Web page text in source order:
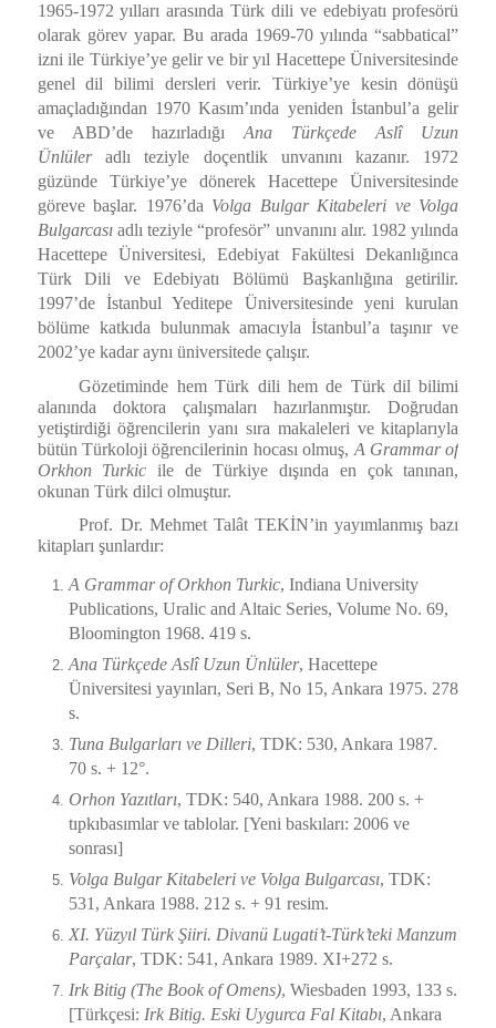
1965-1972 yılları arasında Türk dili ve edebiyatı profesörü
olarak görev yapar. Bu arada 1969-70 yılında “sabbatical”
izni ile Türkiye’ye gelir ve bir yıl Hacettepe Üniversitesinde
genel dil bilimi dersleri verir. Türkiye’ye kesin dönüşü
amaçladığından 1970 Kasım’ında yeniden İstanbul’a gelir
ve ABD’de hazırladığı
Ana Türkçede Aslî Uzun
Ünlüler
adlı teziyle doçentlik unvanını kazanır. 1972
güzünde Türkiye’ye dönerek Hacettepe Üniversitesinde
göreve başlar. 1976’da Volga Bulgar Kitabeleri ve Volga
Bulgarcası adlı teziyle “profesör” unvanını alır. 1982 yılında
Hacettepe Üniversitesi, Edebiyat Fakültesi Dekanlığınca
Türk Dili ve Edebiyatı Bölümü Başkanlığına getirilir.
1997’de İstanbul Yeditepe Üniversitesinde yeni kurulan
bölüme katkıda bulunmak amacıyla İstanbul’a taşınır ve
2002’ye kadar aynı üniversitede çalışır.
Gözetiminde hem Türk dili hem de Türk dil bilimi
alanında doktora çalışmaları hazırlanmıştır. Doğrudan
yetiştirdiği öğrencilerin yanı sıra makaleleri ve kitaplarıyla
bütün Türkoloji öğrencilerinin hocası olmuş, A Grammar of
Orkhon Turkic
ile de Türkiye dışında en çok tanınan,
okunan Türk dilci olmuştur.
Prof. Dr. Mehmet Talât TEKİN’in yayımlanmış bazı
kitapları şunlardır:
A Grammar of Orkhon Turkic, Indiana University
Publications, Uralic and Altaic Series, Volume No. 69,
Bloomington 1968. 419 s.
Ana Türkçede Aslî Uzun Ünlüler, Hacettepe
Üniversitesi yayınları, Seri B, No 15, Ankara 1975. 278
s.
Tuna Bulgarları ve Dilleri, TDK: 530, Ankara 1987.
70 s. + 12°.
Orhon Yazıtları, TDK: 540, Ankara 1988. 200 s. +
tıpkıbasımlar ve tablolar. [Yeni baskıları: 2006 ve
sonrası]
Volga Bulgar Kitabeleri ve Volga Bulgarcası, TDK:
531, Ankara 1988. 212 s. + 91 resim.
XI. Yüzyıl Türk Şiiri. Divanü Lugati’t-Türk’teki Manzum
Parçalar, TDK: 541, Ankara 1989. XI+272 s.
Irk Bitig (The Book of Omens), Wiesbaden 1993, 133 s.
[Türkçesi: Irk Bitig. Eski Uygurca Fal Kitabı, Ankara